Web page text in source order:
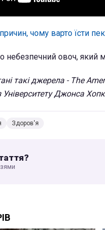
чому варто їсти
небезпечний овоч, який
такі джерела - The
Джонса
Здоров'я